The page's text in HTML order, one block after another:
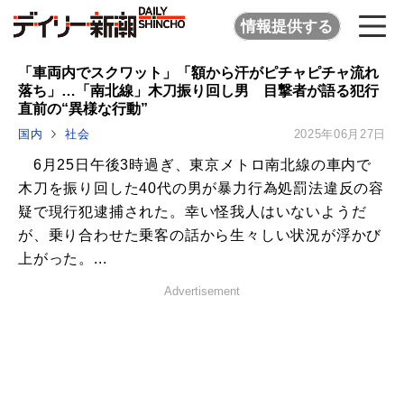
情報提供する
「車両内でスクワット」「額から汗がピチャピチャ流れ
落ち」…「南北線」木刀振り回し男 目撃者が語る犯行
直前の“異様な行動”
国内 社会 2025年06月27日
6月25日午後3時過ぎ、東京メトロ南北線の車内で
木刀を振り回した40代の男が暴力行為処罰法違反の容
疑で現行犯逮捕された。幸い怪我人はいないようだ
が、乗り合わせた乗客の話から生々しい状況が浮かび
上がった。...
Advertisement